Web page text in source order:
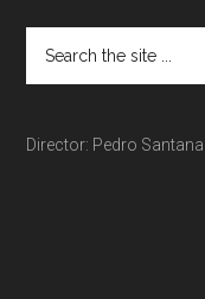
Director: Pedro Santana